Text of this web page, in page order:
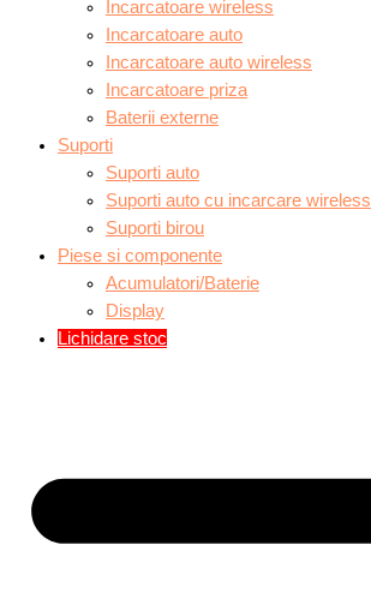
Incarcatoare wireless
Incarcatoare auto
Incarcatoare auto wireless
Incarcatoare priza
Baterii externe
Suporti
Suporti auto
Suporti auto cu incarcare wireless
Suporti birou
Piese si componente
Acumulatori/Baterie
Display
Lichidare stoc